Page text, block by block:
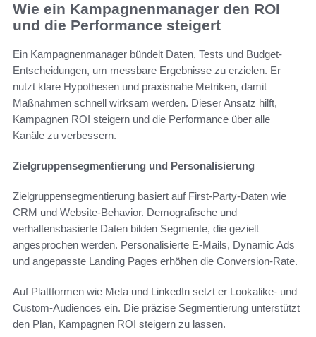
Wie ein Kampagnenmanager den ROI
und die Performance steigert
Ein Kampagnenmanager bündelt Daten, Tests und Budget-
Entscheidungen, um messbare Ergebnisse zu erzielen. Er
nutzt klare Hypothesen und praxisnahe Metriken, damit
Maßnahmen schnell wirksam werden. Dieser Ansatz hilft,
Kampagnen ROI steigern und die Performance über alle
Kanäle zu verbessern.
Zielgruppensegmentierung und Personalisierung
Zielgruppensegmentierung basiert auf First-Party-Daten wie
CRM und Website-Behavior. Demografische und
verhaltensbasierte Daten bilden Segmente, die gezielt
angesprochen werden. Personalisierte E‑Mails, Dynamic Ads
und angepasste Landing Pages erhöhen die Conversion-Rate.
Auf Plattformen wie Meta und LinkedIn setzt er Lookalike- und
Custom-Audiences ein. Die präzise Segmentierung unterstützt
den Plan, Kampagnen ROI steigern zu lassen.